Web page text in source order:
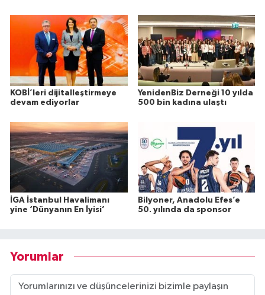
KOBİ’leri dijitalleştirmeye
devam ediyorlar
YenidenBiz Derneği 10 yılda
500 bin kadına ulaştı
İGA İstanbul Havalimanı
yine ‘Dünyanın En İyisi’
Bilyoner, Anadolu Efes’e
50. yılında da sponsor
Yorumlar